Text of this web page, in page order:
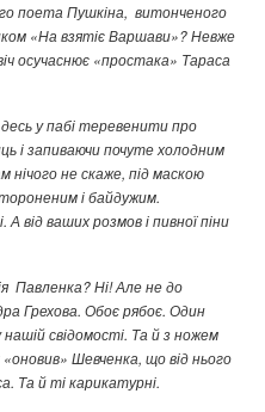
поета Пушкіна, витонченого
«На взятіє Варшави»? Невже
осучаснює «простака» Тараса
у пабі теревенити про
і запиваючи почуте холодним
не скаже, під маскою
і байдужим.
від ваших розмов і пивної піни
Павленка? Ні! Але не до
Грехова. Обоє рябоє. Один
свідомості. Та й з ножем
Шевченка, що від нього
Та й ті карикатурні.